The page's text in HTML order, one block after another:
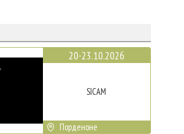
20-23.10.2026
SICAM
Порденоне